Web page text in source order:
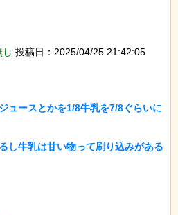
投稿日：2025/04/25 21:42:05
ュースとかを1/8牛乳を7/8ぐらいに
し牛乳は甘い物って刷り込みがある